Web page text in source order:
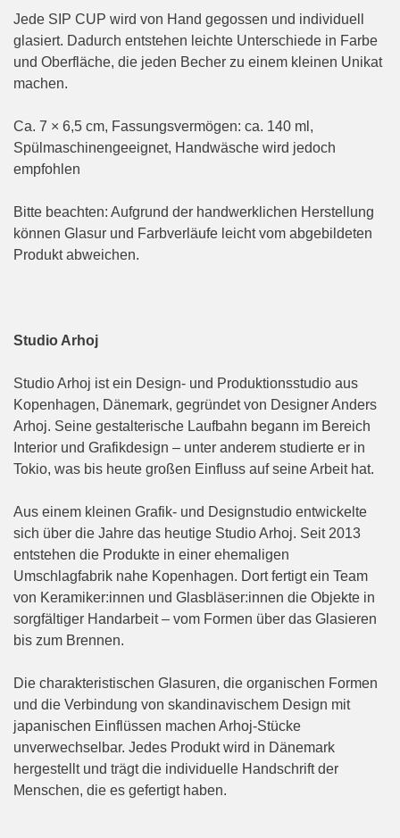
Jede SIP CUP wird von Hand gegossen und individuell
glasiert. Dadurch entstehen leichte Unterschiede in Farbe
und Oberfläche, die jeden Becher zu einem kleinen Unikat
machen.
Ca. 7 × 6,5 cm, Fassungsvermögen: ca. 140 ml,
Spülmaschinengeeignet, Handwäsche wird jedoch
empfohlen
Bitte beachten: Aufgrund der handwerklichen Herstellung
können Glasur und Farbverläufe leicht vom abgebildeten
Produkt abweichen.
Studio Arhoj
Studio Arhoj ist ein Design- und Produktionsstudio aus
Kopenhagen, Dänemark, gegründet von Designer Anders
Arhoj. Seine gestalterische Laufbahn begann im Bereich
Interior und Grafikdesign – unter anderem studierte er in
Tokio, was bis heute großen Einfluss auf seine Arbeit hat.
Aus einem kleinen Grafik- und Designstudio entwickelte
sich über die Jahre das heutige Studio Arhoj. Seit 2013
entstehen die Produkte in einer ehemaligen
Umschlagfabrik nahe Kopenhagen. Dort fertigt ein Team
von Keramiker:innen und Glasbläser:innen die Objekte in
sorgfältiger Handarbeit – vom Formen über das Glasieren
bis zum Brennen.
Die charakteristischen Glasuren, die organischen Formen
und die Verbindung von skandinavischem Design mit
japanischen Einflüssen machen Arhoj-Stücke
unverwechselbar. Jedes Produkt wird in Dänemark
hergestellt und trägt die individuelle Handschrift der
Menschen, die es gefertigt haben.